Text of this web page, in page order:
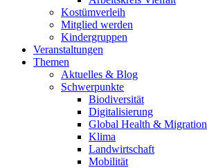
Kostümverleih
Mitglied werden
Kindergruppen
Veranstaltungen
Themen
Aktuelles & Blog
Schwerpunkte
Biodiversität
Digitalisierung
Global Health & Migration
Klima
Landwirtschaft
Mobilität